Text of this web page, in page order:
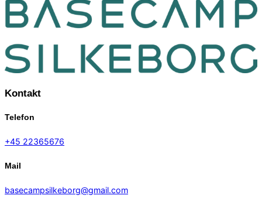
Kontakt
Telefon
+45 22365676
Mail
basecampsilkeborg@gmail.com